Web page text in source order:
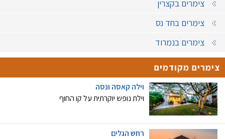
צימרים בקצרין
צימרים בחד נס
צימרים בנמרוד
צימרים מקודמים
וילה קאסה ונסה
וילת נופש יוקרתית על קו החוף
רחש הגלים